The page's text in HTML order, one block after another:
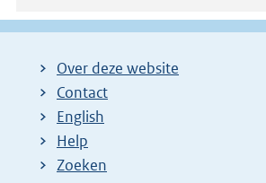
Over deze website
Contact
English
Help
Zoeken